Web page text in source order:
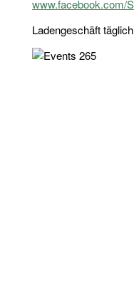
www.facebook.com/
Ladengeschäft